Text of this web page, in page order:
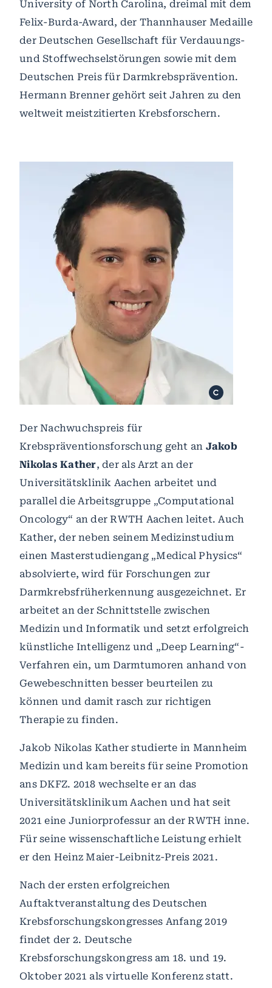
University of North Carolina, dreimal mit dem
Felix-Burda-Award, der Thannhauser Medaille
der Deutschen Gesellschaft für Verdauungs-
und Stoffwechselstörungen sowie mit dem
Deutschen Preis für Darmkrebsprävention.
Hermann Brenner gehört seit Jahren zu den
weltweit meistzitierten Krebsforschern.
Der Nachwuchspreis für
Krebspräventionsforschung geht an Jakob
Nikolas Kather, der als Arzt an der
Universitätsklinik Aachen arbeitet und
parallel die Arbeitsgruppe „Computational
Oncology“ an der RWTH Aachen leitet. Auch
Kather, der neben seinem Medizinstudium
einen Masterstudiengang „Medical Physics“
absolvierte, wird für Forschungen zur
Darmkrebsfrüherkennung ausgezeichnet. Er
arbeitet an der Schnittstelle zwischen
Medizin und Informatik und setzt erfolgreich
künstliche Intelligenz und „Deep Learning“-
Verfahren ein, um Darmtumoren anhand von
Gewebeschnitten besser beurteilen zu
können und damit rasch zur richtigen
Therapie zu finden.
Jakob Nikolas Kather studierte in Mannheim
Medizin und kam bereits für seine Promotion
ans DKFZ. 2018 wechselte er an das
Universitätsklinikum Aachen und hat seit
2021 eine Juniorprofessur an der RWTH inne.
Für seine wissenschaftliche Leistung erhielt
er den Heinz Maier-Leibnitz-Preis 2021.
Nach der ersten erfolgreichen
Auftaktveranstaltung des Deutschen
Krebsforschungskongresses Anfang 2019
findet der 2. Deutsche
Krebsforschungskongress am 18. und 19.
Oktober 2021 als virtuelle Konferenz statt.